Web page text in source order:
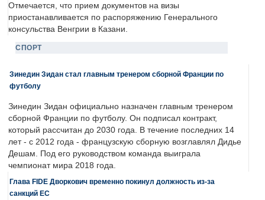
Отмечается, что прием документов на визы
приостанавливается по распоряжению Генерального
консульства Венгрии в Казани.
СПОРТ
Зинедин Зидан стал главным тренером сборной Франции по
футболу
Зинедин Зидан официально назначен главным тренером
сборной Франции по футболу. Он подписал контракт,
который рассчитан до 2030 года. В течение последних 14
лет - с 2012 года - французскую сборную возглавлял Дидье
Дешам. Под его руководством команда выиграла
чемпионат мира 2018 года.
Глава FIDE Дворкович временно покинул должность из-за
санкций ЕС